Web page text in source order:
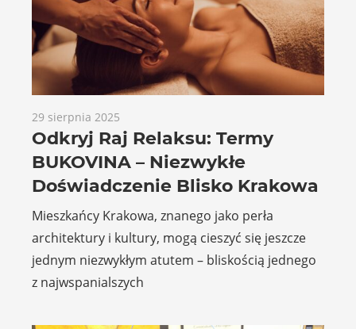
29 sierpnia 2025
Odkryj Raj Relaksu: Termy
BUKOVINA – Niezwykłe
Doświadczenie Blisko Krakowa
Mieszkańcy Krakowa, znanego jako perła
architektury i kultury, mogą cieszyć się jeszcze
jednym niezwykłym atutem – bliskością jednego
z najwspanialszych